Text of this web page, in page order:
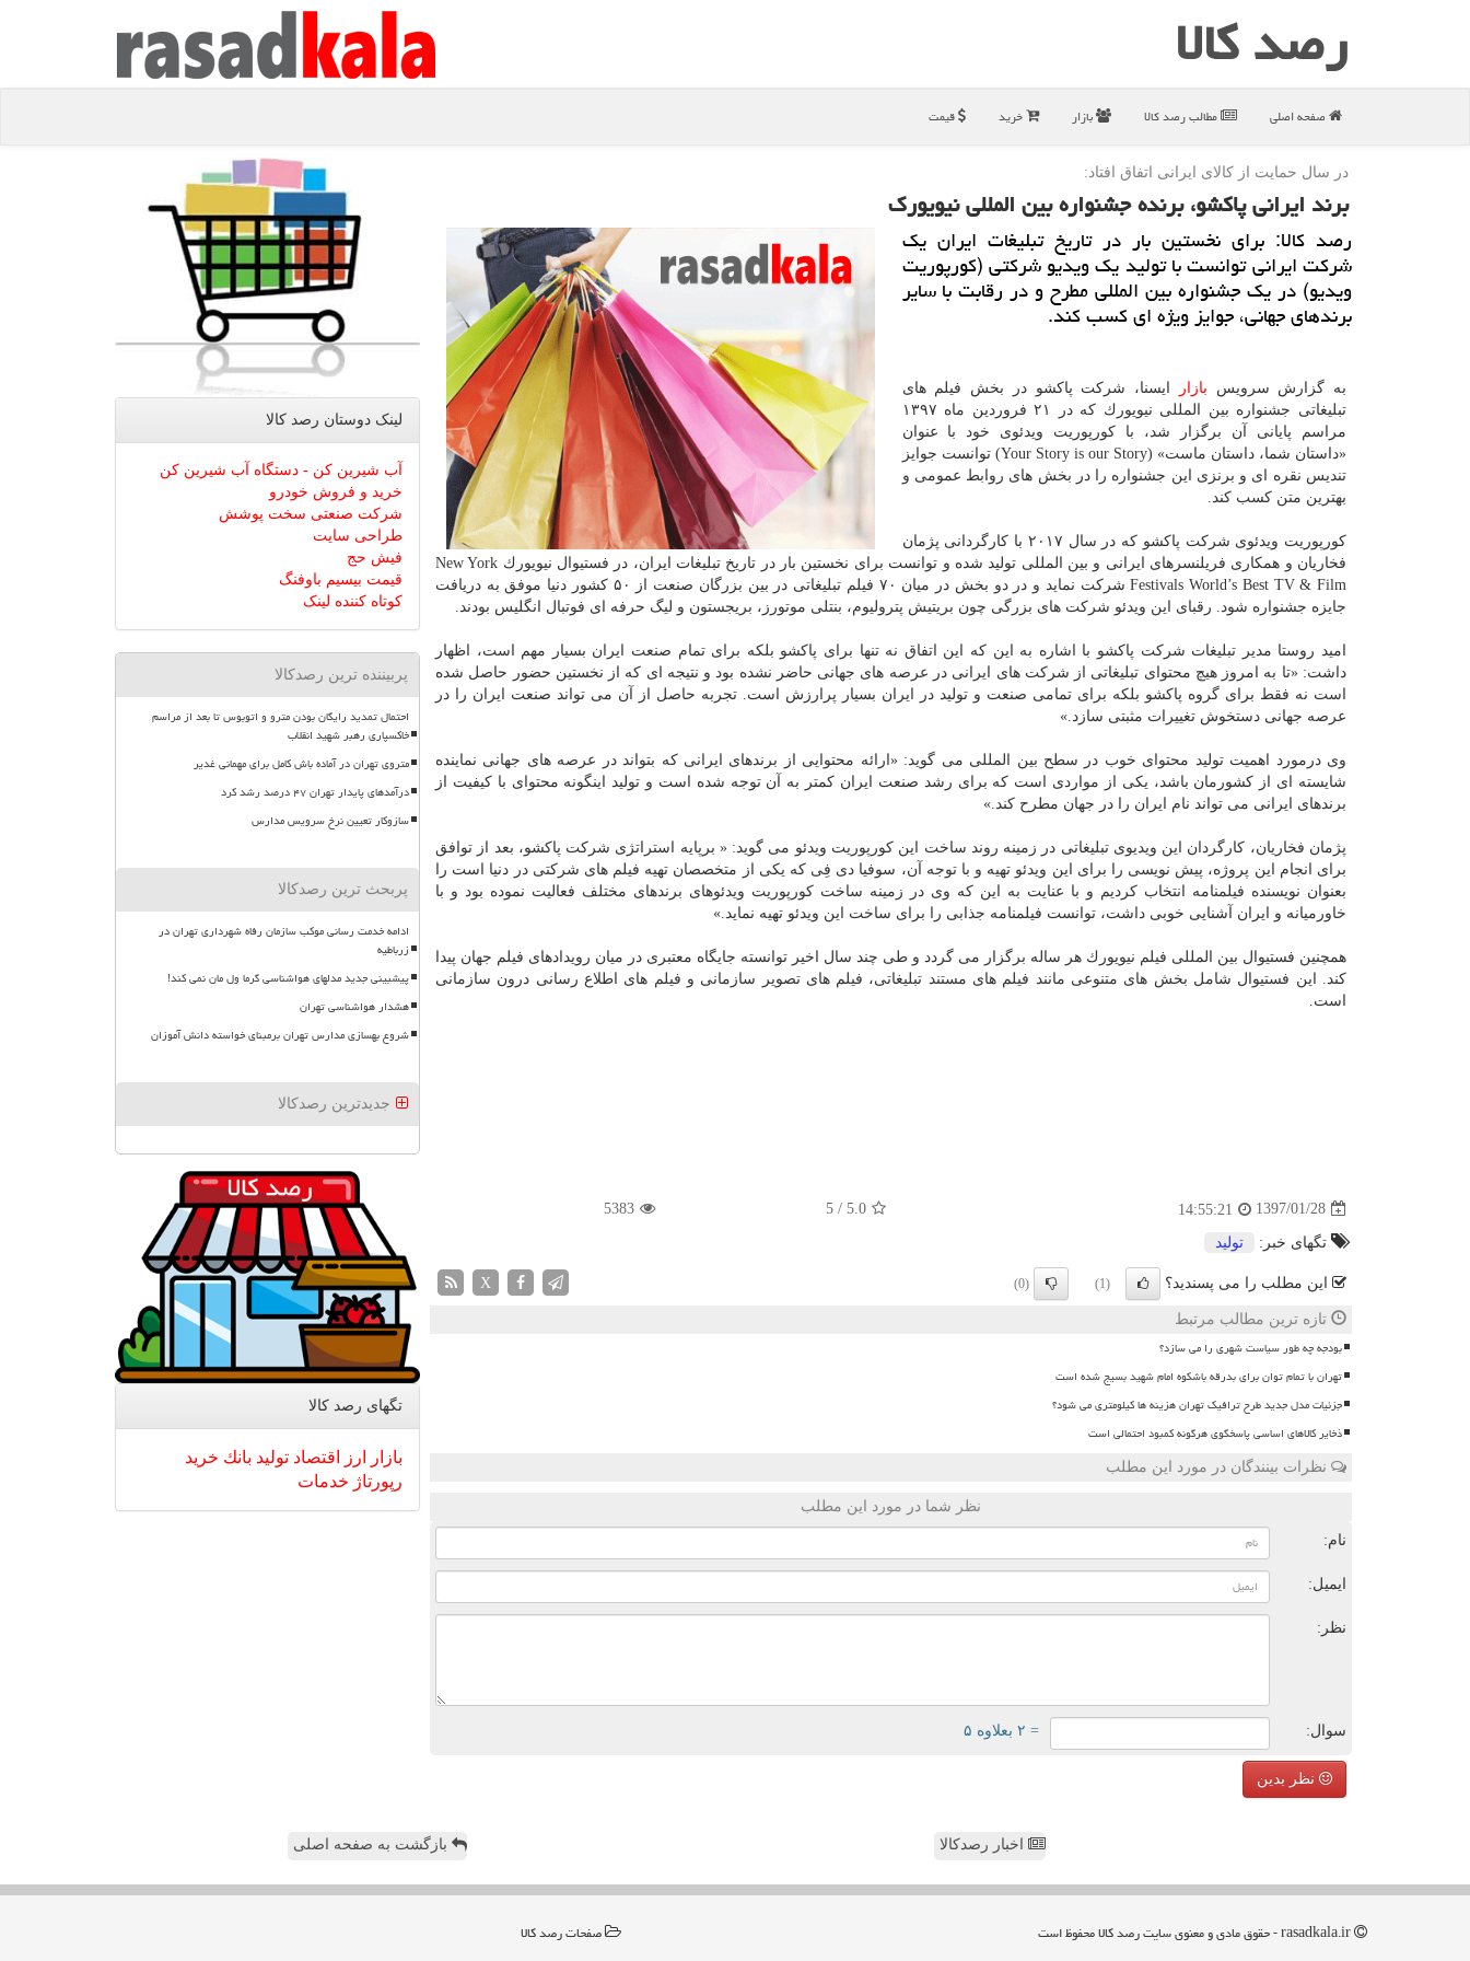
رصد كالا
صفحه اصلی مطالب رصد كالا بازار خرید قیمت
در سال حمایت از كالای ایرانی اتفاق افتاد:
برند ایرانی پاكشو، برنده جشنواره بین المللی نیویورك
رصد كالا: برای نخستین بار در تاریخ تبلیغات ایران یك
شركت ایرانی توانست با تولید یك ویدیو شركتی (كورپوریت
ویدیو) در یك جشنواره بین المللی مطرح و در رقابت با سایر
برندهای جهانی، جوایز ویژه ای كسب كند.
به گزارش سرویس بازار
ایسنا، شركت پاكشو در بخش فیلم های
تبلیغاتی جشنواره بین المللی نیویورك كه در ۲۱ فروردین ماه ۱۳۹۷
مراسم پایانی آن برگزار شد، با كورپوریت ویدئوی خود با عنوان
«داستان شما، داستان ماست» (Your Story is our Story) توانست جوایز
تندیس نقره ای و برنزی این جشنواره را در بخش های روابط عمومی و
بهترین متن كسب كند.
كورپوریت ویدئوی شركت پاكشو كه در سال ۲۰۱۷ با كارگردانی پژمان
فخاریان و همكاری فریلنسرهای ایرانی و بین المللی تولید شده و توانست برای نخستین بار در تاریخ تبلیغات ایران، در فستیوال نیویورك New York
Festivals World’s Best TV & Film شركت نماید و در دو بخش در میان ۷۰ فیلم تبلیغاتی در بین بزرگان صنعت از ۵۰ كشور دنیا موفق به دریافت
جایزه جشنواره شود. رقبای این ویدئو شركت های بزرگی چون بریتیش پترولیوم، بنتلی موتورز، بریجستون و لیگ حرفه ای فوتبال انگلیس بودند.
امید روستا مدیر تبلیغات شركت پاكشو با اشاره به این كه این اتفاق نه تنها برای پاكشو بلكه برای تمام صنعت ایران بسیار مهم است، اظهار
داشت: «تا به امروز هیچ محتوای تبلیغاتی از شركت های ایرانی در عرصه های جهانی حاضر نشده بود و نتیجه ای كه از نخستین حضور حاصل شده
است نه فقط برای گروه پاكشو بلكه برای تمامی صنعت و تولید در ایران بسیار پرارزش است. تجربه حاصل از آن می تواند صنعت ایران را در
عرصه جهانی دستخوش تغییرات مثبتی سازد.»
وی درمورد اهمیت تولید محتوای خوب در سطح بین المللی می گوید: «ارائه محتوایی از برندهای ایرانی كه بتواند در عرصه های جهانی نماینده
شایسته ای از كشورمان باشد، یكی از مواردی است كه برای رشد صنعت ایران كمتر به آن توجه شده است و تولید اینگونه محتوای با كیفیت از
برندهای ایرانی می تواند نام ایران را در جهان مطرح كند.»
پژمان فخاریان، كارگردان این ویدیوی تبلیغاتی در زمینه روند ساخت این كورپوریت ویدئو می گوید: « برپایه استراتژی شركت پاكشو، بعد از توافق
برای انجام این پروژه، پیش نویسی را برای این ویدئو تهیه و با توجه آن، سوفیا دی فِی كه یكی از متخصصان تهیه فیلم های شركتی در دنیا است را
بعنوان نویسنده فیلمنامه انتخاب كردیم و با عنایت به این كه وی در زمینه ساخت كورپوریت ویدئوهای برندهای مختلف فعالیت نموده بود و با
خاورمیانه و ایران آشنایی خوبی داشت، توانست فیلمنامه جذابی را برای ساخت این ویدئو تهیه نماید.»
همچنین فستیوال بین المللی فیلم نیویورك هر ساله برگزار می گردد و طی چند سال اخیر توانسته جایگاه معتبری در میان رویدادهای فیلم جهان پیدا
كند. این فستیوال شامل بخش های متنوعی مانند فیلم های مستند تبلیغاتی، فیلم های تصویر سازمانی و فیلم های اطلاع رسانی درون سازمانی
است.
1397/01/28
14:55:21
5.0
/
5
5383
تگهای خبر: تولید
این مطلب را می پسندید؟ (1)
(0)
X
تازه ترین مطالب مرتبط
بودجه چه طور سیاست شهری را می سازد؟
تهران با تمام توان برای بدرقه باشکوه امام شهید بسیج شده است
جزئیات مدل جدید طرح ترافیک تهران هزینه ها کیلومتری می شود؟
ذخایر کالاهای اساسی پاسخگوی هرگونه کمبود احتمالی است
نظرات بینندگان در مورد این مطلب
نظر شما در مورد این مطلب
نام:
ایمیل:
نظر:
سوال: = ۲ بعلاوه ۵
نظر بدین
لینک دوستان رصد كالا
آب شیرین کن - دستگاه آب شیرین کن
خرید و فروش خودرو
شرکت صنعتی سخت پوشش
طراحی سایت
فیش حج
قیمت بیسیم باوفنگ
کوتاه کننده لینک
پربیننده ترین رصدکالا
احتمال تمدید رایگان بودن مترو و اتوبوس تا بعد از مراسم
خاکسپاری رهبر شهید انقلاب
متروی تهران در آماده باش کامل برای مهمانی غدیر
درآمدهای پایدار تهران ۴۷ درصد رشد کرد
سازوکار تعیین نرخ سرویس مدارس
پربحث ترین رصدکالا
ادامه خدمت رسانی موکب سازمان رفاه شهرداری تهران در
زرباطیه
پیشبینی جدید مدلهای هواشناسی گرما ول مان نمی کند!
هشدار هواشناسی تهران
شروع بهسازی مدارس تهران برمبنای خواسته دانش آموزان
جدیدترین رصدکالا
تگهای رصد كالا
بازار ارز اقتصاد تولید بانك خرید
رپورتاژ خدمات
اخبار رصدکالا بازگشت به صفحه اصلی
صفحات رصد كالا